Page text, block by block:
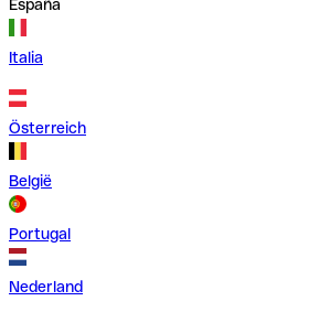
España
Italia
Österreich
België
Portugal
Nederland